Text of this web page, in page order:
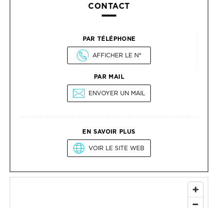
CONTACT
PAR TÉLÉPHONE
AFFICHER LE N°
PAR MAIL
ENVOYER UN MAIL
EN SAVOIR PLUS
VOIR LE SITE WEB